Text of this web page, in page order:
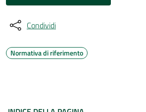
Condividi
Normativa di riferimento